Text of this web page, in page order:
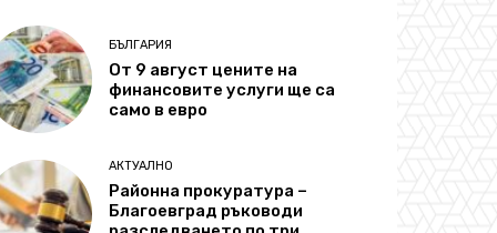
БЪЛГАРИЯ
От 9 август цените на
финансовите услуги ще са
само в евро
АКТУАЛНО
Районна прокуратура –
Благоевград ръководи